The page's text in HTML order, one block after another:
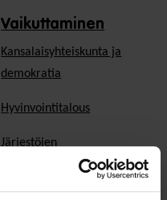
Vaikuttaminen
Kansalaisyhteiskunta ja
demokratia
Hyvinvointitalous
Järjestöjen
toimintaedellytykset